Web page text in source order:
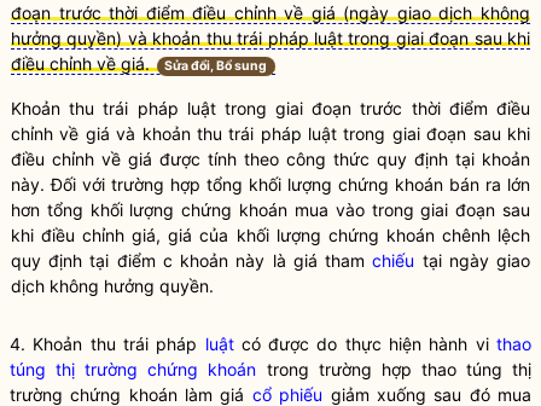
đoạn trước thời điểm điều chỉnh về giá (ngày giao dịch không
hưởng quyền) và khoản thu trái pháp luật trong giai đoạn sau khi
điều chỉnh về giá.
Sửa đổi, Bổ sung
Khoản thu trái pháp luậttrong giai đoạn trước thời điểm điều
chỉnh về giá và khoản thu trái pháp luật trong giai đoạn sau khi
điều chỉnh về giá được tính theo công thức quy định tại khoản
này. Đối với trường hợp tổng khối lượng chứng khoán bán ra lớn
hơn tổng khối lượngchứng khoán mua vào trong giai đoạn sau
khi điều chỉnh giá, giá của khối lượng chứng khoánchênh lệch
quy định tại điểm c khoản này là giá thamchiếu tại ngày giao
dịch không hưởng quyền.
4. Khoản thu trái pháp luậtcó được do thực hiện hành vithao
túng thị trường chứng khoán trong trường hợp thao túng thị
trường chứng khoánlàm giá cổ phiếu giảm xuống sau đó mua